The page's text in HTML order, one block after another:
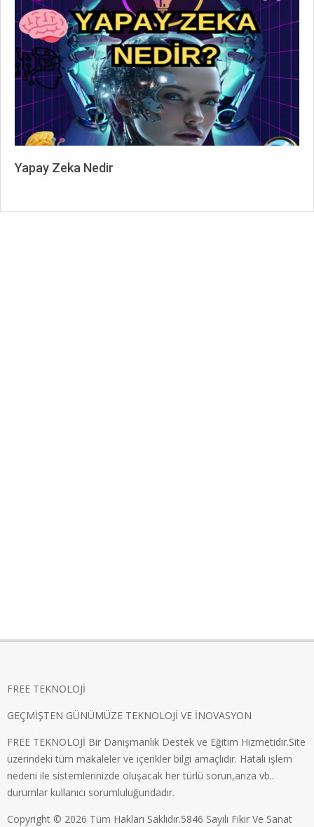
Yapay Zeka Nedir
FREE TEKNOLOJİ
GEÇMİŞTEN GÜNÜMÜZE TEKNOLOJİ VE İNOVASYON
FREE TEKNOLOJİ Bir Danışmanlık Destek ve Eğitim Hizmetidir.Site
üzerindeki tüm makaleler ve içerikler bilgi amaçlıdır. Hatalı işlem
nedeni ile sistemlerinizde oluşacak her türlü sorun,arıza vb..
durumlar kullanıcı sorumluluğundadır.
Copyright © 2026 Tüm Hakları Saklıdır.5846 Sayılı Fikir Ve Sanat